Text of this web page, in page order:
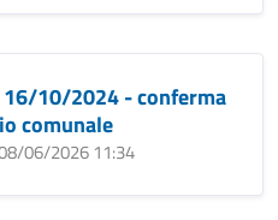
10/2024 - conferma
comunale
06/2026 11:34